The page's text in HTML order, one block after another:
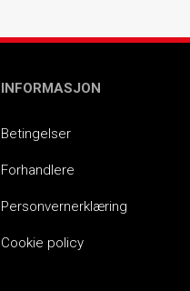
INFORMASJON
Betingelser
Forhandlere
Personvernerklæring
Cookie policy